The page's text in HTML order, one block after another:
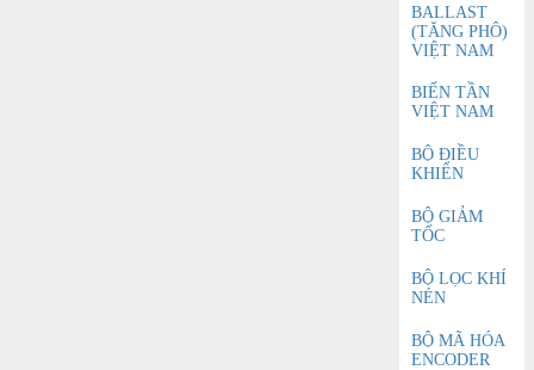
BALLAST
(TĂNG PHÔ)
VIỆT NAM
BIẾN TẦN
VIỆT NAM
BỘ ĐIỀU
KHIỂN
BỘ GIẢM
TỐC
BỘ LỌC KHÍ
NÉN
BỘ MÃ HÓA
ENCODER